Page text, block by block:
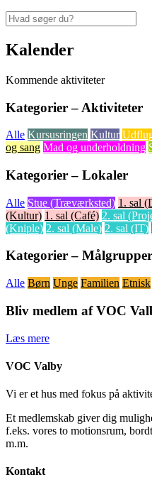
Kalender
Kommende aktiviteter
Kategorier – Aktiviteter
Alle Kursusringen Kultur
og sang Mad og underholdning
Kategorier – Lokaler
Alle Stue (Træværksted) 1. sal
(Kultur) 1. sal (Café) 2. sal
(Kniple) 2. sal (Male) 2. sal (IT)
Kategorier – Målgrupper
Alle Børn Unge Familien Etnisk
Bliv medlem af VOC
Læs mere
VOC Valby
Vi er et hus med fokus på
Et medlemskab giver dig
f.eks. vores to motionsrum,
m.m.
Kontakt